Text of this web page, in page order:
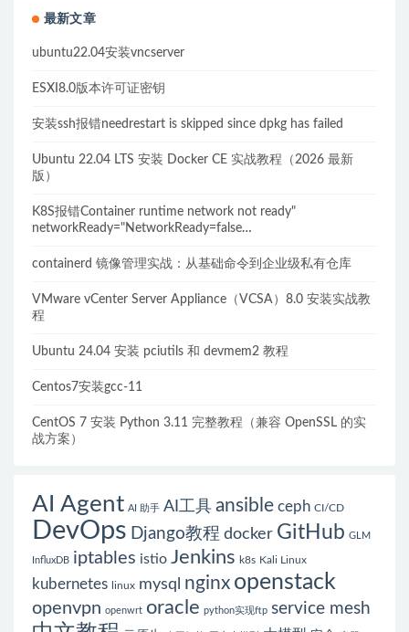
最新文章
ubuntu22.04安装vncserver
ESXI8.0版本许可证密钥
安装ssh报错needrestart is skipped since dpkg has failed
Ubuntu 22.04 LTS 安装 Docker CE 实战教程（2026 最新
版）
K8S报错Container runtime network not ready"
networkReady="NetworkReady=false
containerd 镜像管理实战：从基础命令到企业级私有仓库
VMware vCenter Server Appliance（VCSA）8.0 安装实战教
程
Ubuntu 24.04 安装 pciutils 和 devmem2 教程
Centos7安装gcc-11
CentOS 7 安装 Python 3.11 完整教程（兼容 OpenSSL 的实
战方案）
AI Agent AI 助手 AI工具 ansible ceph CI/CD
DevOps Django教程 docker GitHub GLM
InfluxDB iptables istio Jenkins k8s Kali Linux
kubernetes linux mysql nginx openstack
openvpn openwrt oracle python实现ftp service mesh